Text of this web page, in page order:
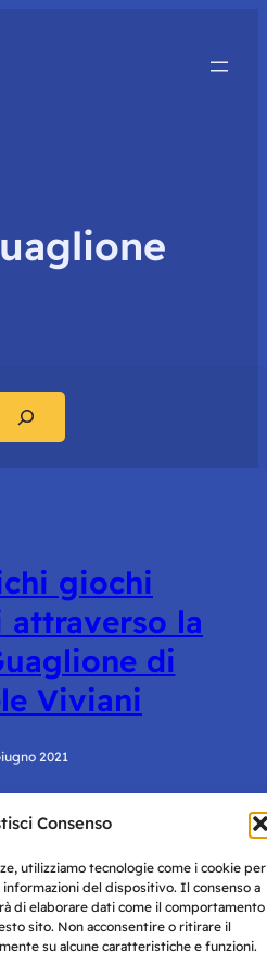
Consenso
utilizziamo tecnologie come i cookie per
del dispositivo. Il consenso a
di elaborare dati come il comportamento
sito. Non acconsentire o ritirare il
su alcune caratteristiche e funzioni.
giochi
attraverso la
di
Viviani
2021